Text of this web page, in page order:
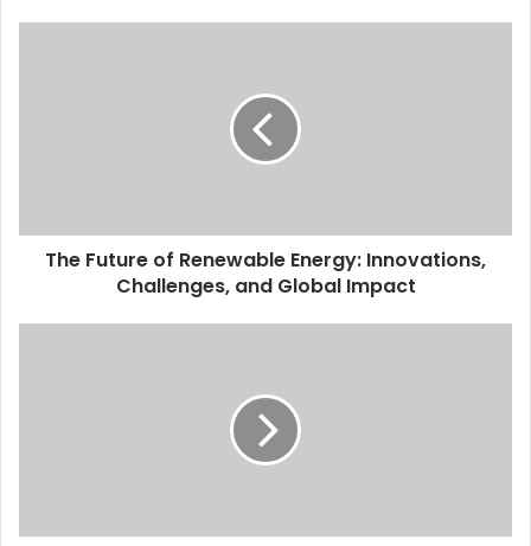
The Future of Renewable Energy: Innovations,
Challenges, and Global Impact